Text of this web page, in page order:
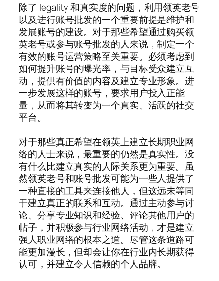
除了 legality 和真实度的问题，利用领英老号
以及进行账号批发的一个重要前提是维护和
发展账号的建设。对于那些希望通过购买领
英老号或参与账号批发的人来说，制定一个
有效的账号运营策略至关重要。必须考虑到
如何提升账号的曝光率，与目标受众建立互
动，提供有价值的内容及建立专业形象。进
一步发展这样的账号，要求用户投入正能
量，从而将其转变为一个真实、活跃的社交
平台。
对于那些真正希望在领英上建立长期职业网
络的人士来说，最重要的仍然是真实性。没
有什么比建立真实的人际关系更为重要。虽
然领英老号和账号批发可能为一些人提供了
一种直接的工具来连接他人，但这远未等同
于建立真正的联系和互动。通过主动参与讨
论、分享专业知识和经验、评论其他用户的
帖子，并积极参与行业网络活动，才是建立
强大职业网络的根本之道。尽管这条道路可
能更加漫长，但却会让你在行业内长期获得
认可，并建立令人信赖的个人品牌。